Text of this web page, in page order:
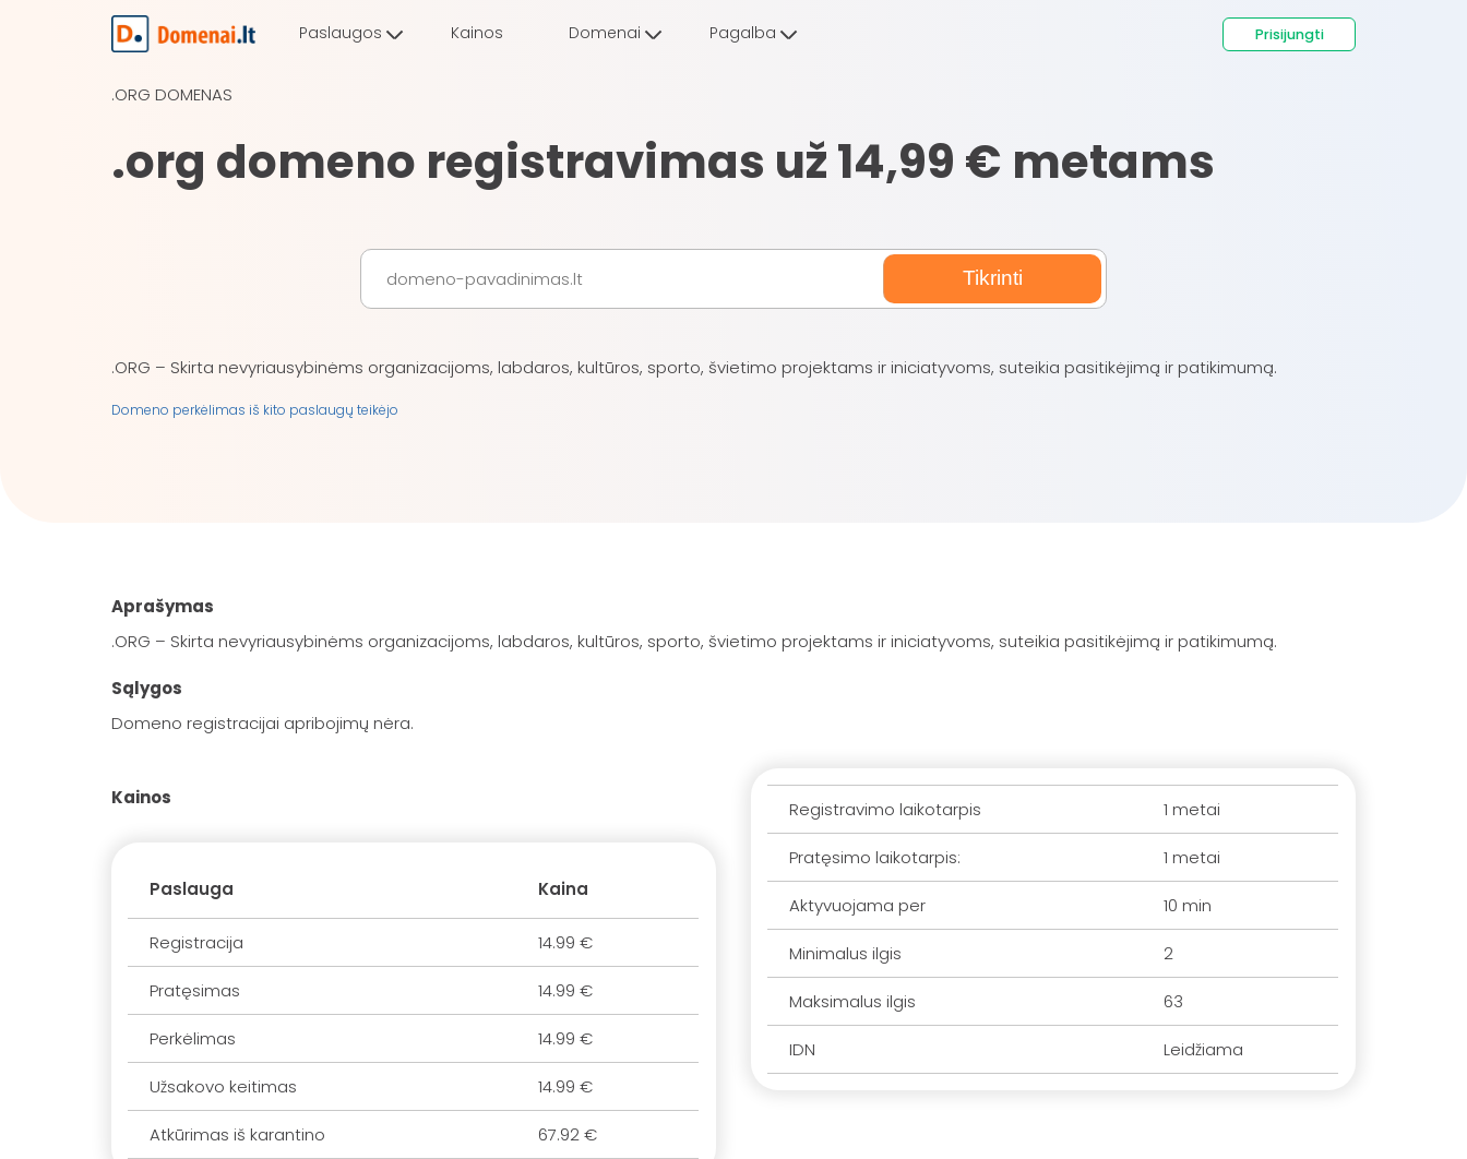
Paslaugos Kainos Domenai Pagalba Prisijungti
.ORG DOMENAS
.org domeno registravimas už 14,99 € metams
Tikrinti
.ORG – Skirta nevyriausybinėms organizacijoms, labdaros, kultūros, sporto, švietimo projektams ir iniciatyvoms, suteikia pasitikėjimą ir patikimumą.
Domeno perkėlimas iš kito paslaugų teikėjo
Aprašymas
.ORG – Skirta nevyriausybinėms organizacijoms, labdaros, kultūros, sporto, švietimo projektams ir iniciatyvoms, suteikia pasitikėjimą ir patikimumą.
Sąlygos
Domeno registracijai apribojimų nėra.
Kainos
Paslauga Kaina
Registracija 14.99 €
Pratęsimas 14.99 €
Perkėlimas 14.99 €
Užsakovo keitimas 14.99 €
Atkūrimas iš karantino 67.92 €
Registravimo laikotarpis 1 metai
Pratęsimo laikotarpis: 1 metai
Aktyvuojama per 10 min
Minimalus ilgis 2
Maksimalus ilgis 63
IDN Leidžiama